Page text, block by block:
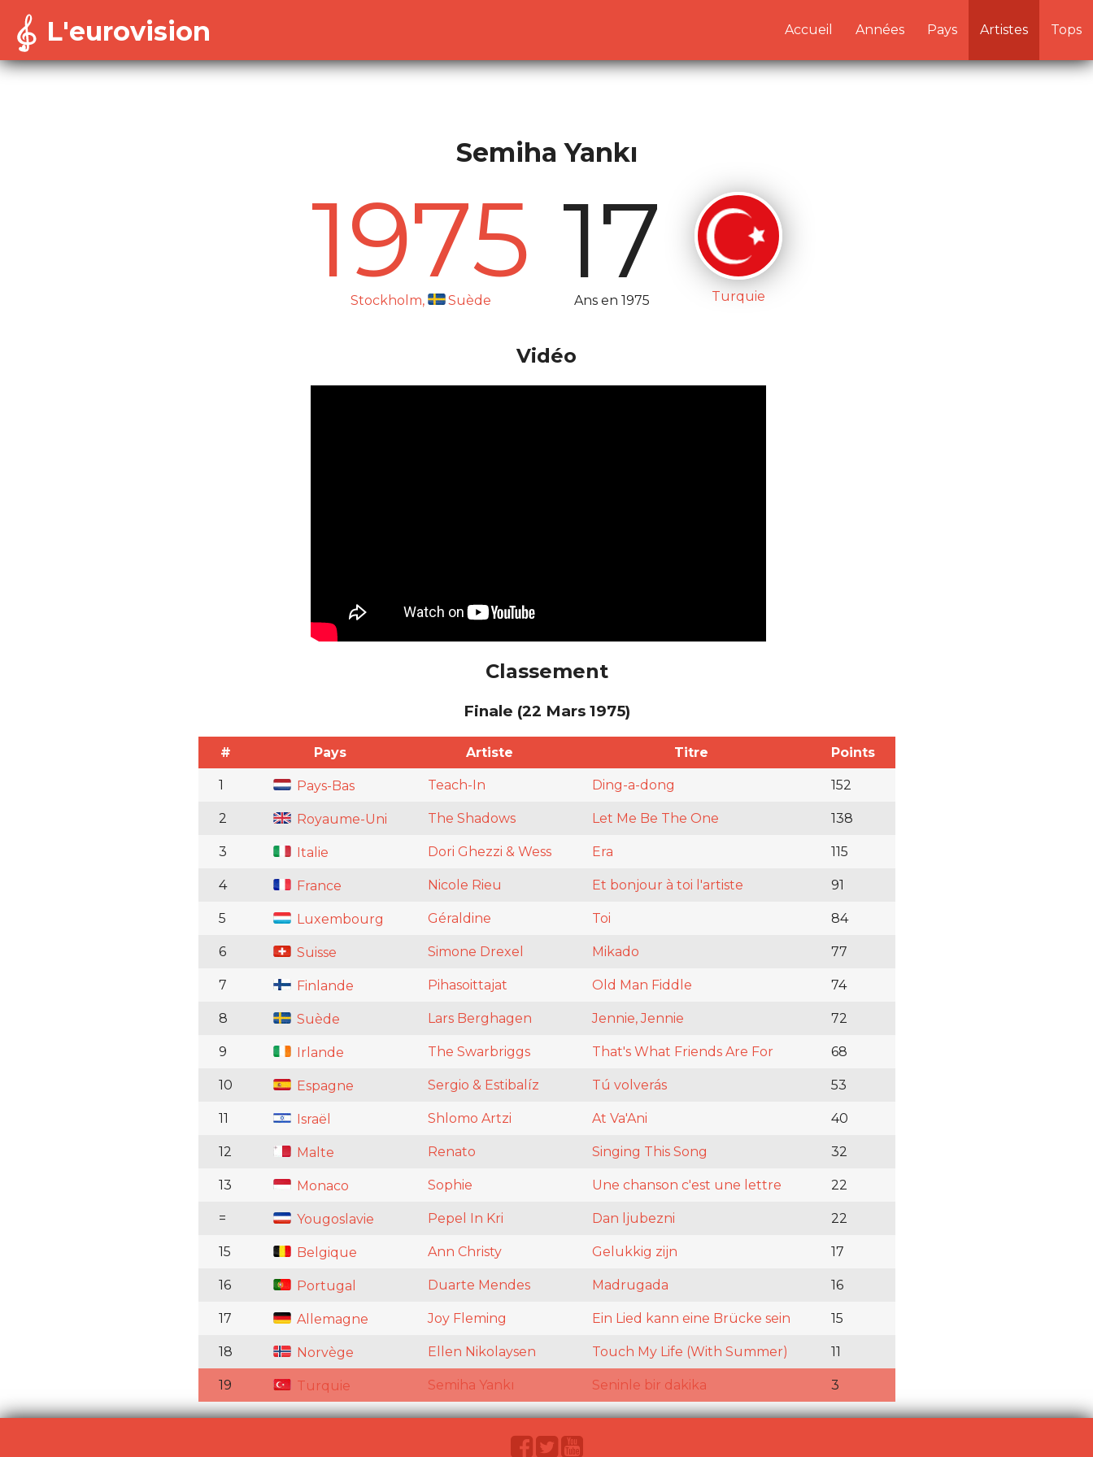
Warning
: Cannot modify header information - headers already sent by (output started at /home/dekoh/eurovision/artistes.php:1) in
/home/dekoh/eurovision/includes/session-config.inc.php
L'eurovision Tops
Artistes
Pays
Années
Accueil
Semiha Yankı
1975
Stockholm, Suède 17
Ans en 1975 Turquie
Vidéo
Classement
Finale (22 Mars 1975)
# Pays Artiste Titre Points
1 Pays-Bas Teach-In Ding-a-dong 152
2 Royaume-Uni The Shadows Let Me Be The One 138
3 Italie Dori Ghezzi & Wess Era 115
4 France Nicole Rieu Et bonjour à toi l'artiste 91
5 Luxembourg Géraldine Toi 84
6 Suisse Simone Drexel Mikado 77
7 Finlande Pihasoittajat Old Man Fiddle 74
8 Suède Lars Berghagen Jennie, Jennie 72
9 Irlande The Swarbriggs That's What Friends Are For 68
10 Espagne Sergio & Estibalíz Tú volverás 53
11 Israël Shlomo Artzi At Va'Ani 40
12 Malte Renato Singing This Song 32
13 Monaco Sophie Une chanson c'est une lettre 22
= Yougoslavie Pepel In Kri Dan ljubezni 22
15 Belgique Ann Christy Gelukkig zijn 17
16 Portugal Duarte Mendes Madrugada 16
17 Allemagne Joy Fleming Ein Lied kann eine Brücke sein 15
18 Norvège Ellen Nikolaysen Touch My Life (With Summer) 11
19 Turquie Semiha Yankı Seninle bir dakika 3